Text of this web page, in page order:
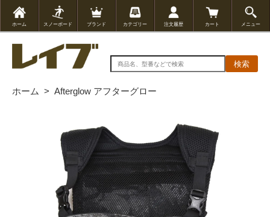
ホーム スノーボード ブランド カテゴリー 注文履歴 カート メニュー
検索
ホーム > Afterglow アフターグロー